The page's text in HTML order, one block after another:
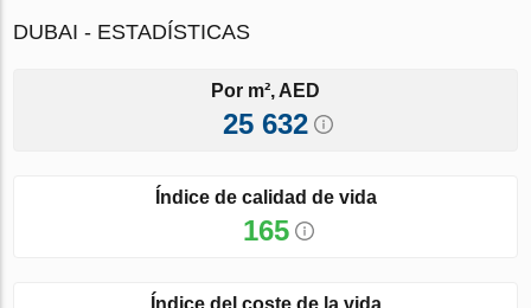
DUBAI - ESTADÍSTICAS
Por m², AED
25 632
Índice de calidad de vida
165
Índice del coste de la vida